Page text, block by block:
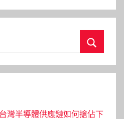
灣半導體供應鏈如何搶佔下